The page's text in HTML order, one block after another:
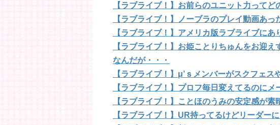
【ラブライブ！】お前らのユニット力ってど
【ラブライブ！】ノーブラのプレイ動画あっ
【ラブライブ！】アメリカ版ラブライブにあ
【ラブライブ！】お姫ことりちゅんをお迎
なんだが・・・
【ラブライブ！】μ’ｓメンバーがスクフェス
【ラブライブ！】プロフ毎日変えてるのにメ
【ラブライブ！】ことほのうみの安定感が素
【ラブライブ！】UR持ってるけどリーダー